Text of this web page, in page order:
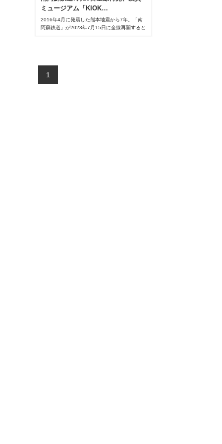
ミュージアム「KIOK…
2016年4月に発震した熊本地震から7年。「南
阿蘇鉄道」が2023年7月15日に全線再開すると
「KIOKU（キオク）」とし、同日にオープンす
ると発表しています。
1